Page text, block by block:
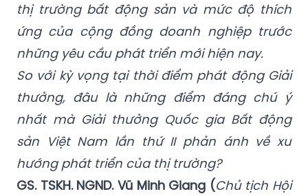
thị trường bất động sản và mức độ thích
ứng của cộng đồng doanh nghiệp trước
những yêu cầu phát triển mới hiện nay.
So với kỳ vọng tại thời điểm phát động Giải
thưởng, đâu là những điểm đáng chú ý
nhất mà Giải thưởng Quốc gia Bất động
sản Việt Nam lần thứ II phản ánh về xu
hướng phát triển của thị trường?
GS. TSKH. NGND. Vũ Minh Giang (Chủ tịch Hội